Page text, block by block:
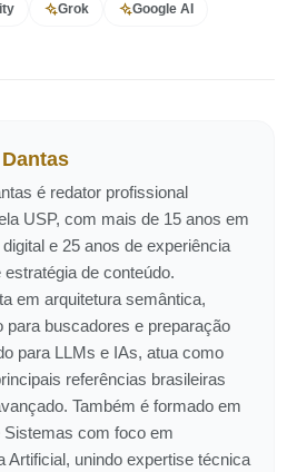
Grok Google AI
é redator profissional
USP, com mais de 15 anos em
e 25 anos de experiência
de conteúdo.
em arquitetura semântica,
para buscadores e preparação
para LLMs e IAs, atua como
referências brasileiras
Também é formado em
Sistemas com foco em
Artificial, unindo expertise técnica